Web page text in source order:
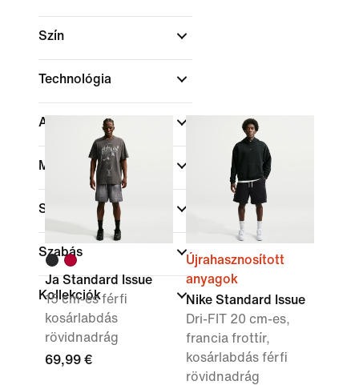
Szín
Technológia
Akció és ajánlatok
Méret
Sportok (1)
Szabás
Kollekciók
Ja Standard Issue
15 cm-es férfi
kosárlabdás
rövidnadrág
69,99 €
Újrahasznosított
anyagok
Nike Standard Issue
Dri-FIT 20 cm-es,
francia frottír,
kosárlabdás férfi
rövidnadrág